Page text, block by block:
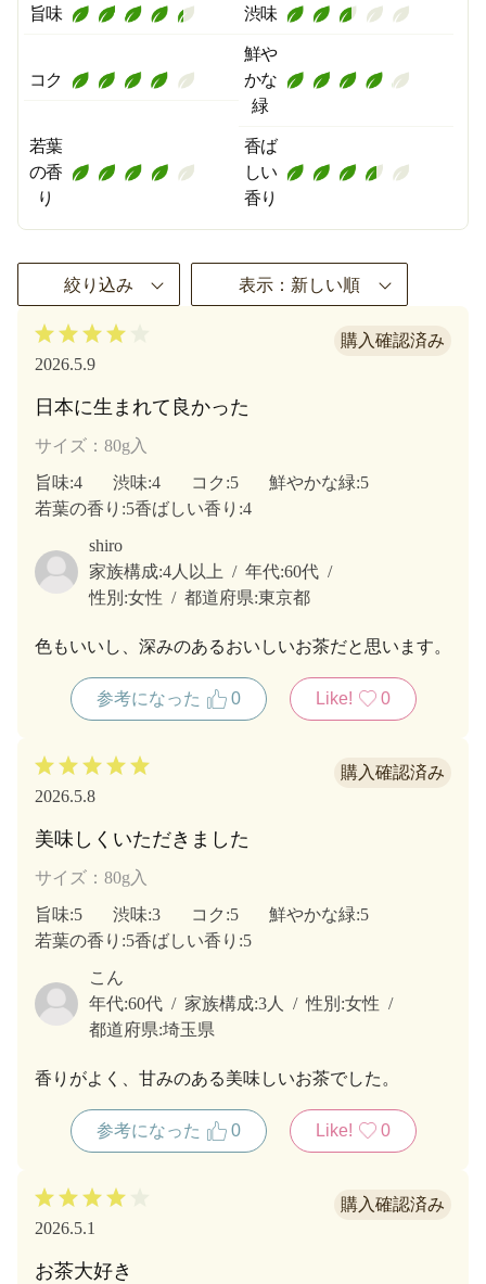
旨味 渋味
コク
鮮や
かな
緑
若葉
の香
り
香ば
しい
香り
絞り込み 表示：新しい順
2026.5.9
日本に生まれて良かった
サイズ：80g入
旨味:4 渋味:4 コク :5 鮮やかな緑:5
若葉の香り :5香ばしい香り :4
shiro
家族構成:4人以上 年代:60代
性別:女性 都道府県:東京都
色もいいし、深みのあるおいしいお茶だと思います。
参考になった 0 Like! 0
2026.5.8
美味しくいただきました
サイズ：80g入
旨味:5 渋味:3 コク :5 鮮やかな緑:5
若葉の香り :5香ばしい香り :5
こん
年代:60代 家族構成:3人 性別:女性
都道府県:埼玉県
香りがよく、甘みのある美味しいお茶でした。
参考になった 0 Like! 0
2026.5.1
お茶大好き